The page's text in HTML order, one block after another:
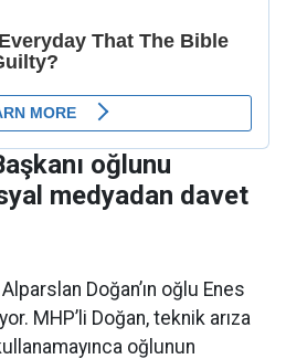
oğlunu
medyadan davet
Doğan’ın oğlu Enes
MHP’li Doğan, teknik arıza
oğlunun